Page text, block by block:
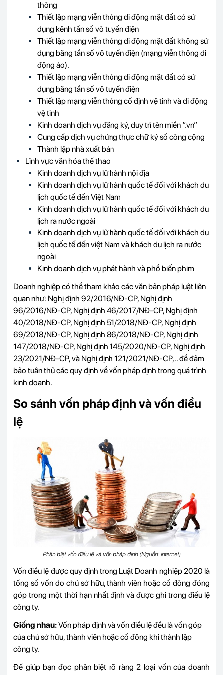
thông
Thiết lập mạng viễn thông di động mặt đất có sử
dụng kênh tần số vô tuyến điện
Thiết lập mạng viễn thông di động mặt đất không sử
dụng băng tần số vô tuyến điện (mạng viễn thông di
động ảo).
Thiết lập mạng viễn thông di động mặt đất có sử
dụng băng tần số vô tuyến điện
Thiết lập mạng viễn thông cố định vệ tinh và di động
vệ tinh
Kinh doanh dịch vụ đăng ký, duy trì tên miền “.vn”
Cung cấp dịch vụ chứng thực chữ ký số công cộng
Thành lập nhà xuất bản
Lĩnh vực văn hóa thể thao
Kinh doanh dịch vụ lữ hành nội địa
Kinh doanh dịch vụ lữ hành quốc tế đối với khách du
lịch quốc tế đến Việt Nam
Kinh doanh dịch vụ lữ hành quốc tế đối với khách du
lịch ra nước ngoài
Kinh doanh dịch vụ lữ hành quốc tế đối với khách du
lịch quốc tế đến việt Nam và khách du lịch ra nước
ngoài
Kinh doanh dịch vụ phát hành và phổ biến phim
Doanh nghiệp có thể tham khảo các văn bản pháp luật liên
quan như: Nghị định 92/2016/NĐ-CP, Nghị định
96/2016/NĐ-CP, Nghị định 46/2017/NĐ-CP, Nghị định
40/2018/NĐ-CP, Nghị định 51/2018/NĐ-CP, Nghị định
69/2018/NĐ-CP, Nghị định 86/2018/NĐ-CP, Nghị định
147/2018/NĐ-CP, Nghị định 145/2020/NĐ-CP, Nghị định
23/2021/NĐ-CP, và Nghị định 121/2021/NĐ-CP,.. để đảm
bảo tuân thủ các quy định về vốn pháp định trong quá trình
kinh doanh.
So sánh vốn pháp định và vốn điều
lệ
Phân biệt vốn điều lệ và vốn pháp định (Nguồn: Internet)
Vốn điều lệ được quy định trong Luật Doanh nghiệp 2020 là
tổng số vốn do chủ sở hữu, thành viên hoặc cổ đông đóng
góp trong một thời hạn nhất định và được ghi trong điều lệ
công ty.
Giống nhau:Vốn pháp định và vốn điều lệ đều là vốn góp
của chủ sở hữu, thành viên hoặc cổ đông khi thành lập
công ty.
Để giúp bạn đọc phân biệt rõ ràng 2 loại vốn của doanh